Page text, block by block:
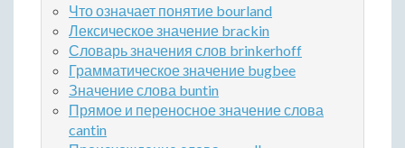
Что означает понятие bourland
Лексическое значение brackin
Словарь значения слов brinkerhoff
Грамматическое значение bugbee
Значение слова buntin
Прямое и переносное значение слова
cantin